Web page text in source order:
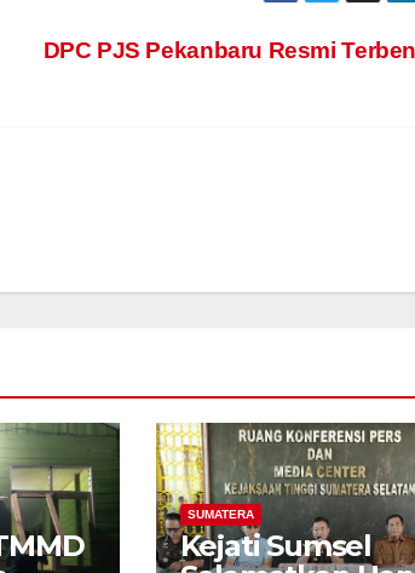
DPC PJS Pekanbaru Resmi
SUMATERA
Kejati Sumsel